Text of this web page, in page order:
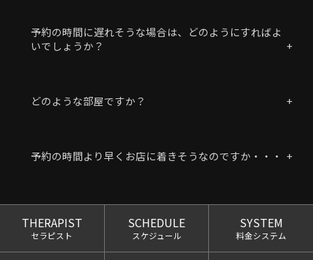
予約の時間に遅れそうな場合は、どのようにすればよ
いでしょうか？
どのような部屋ですか？
予約の時間より早くお店に着きそうなのですか・・・
THERAPIST
セラピスト
SCHEDULE
スケジュール
SYSTEM
料金システム